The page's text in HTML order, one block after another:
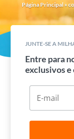
Página Principal»
JUNTE-SE A
Entre para
exclusivos